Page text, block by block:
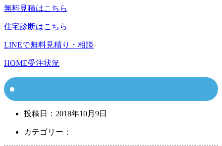
無料見積はこちら
住宅診断はこちら
LINEで無料見積り・相談
HOME受注状況
投稿日： 2018年10月9日
カテゴリー：